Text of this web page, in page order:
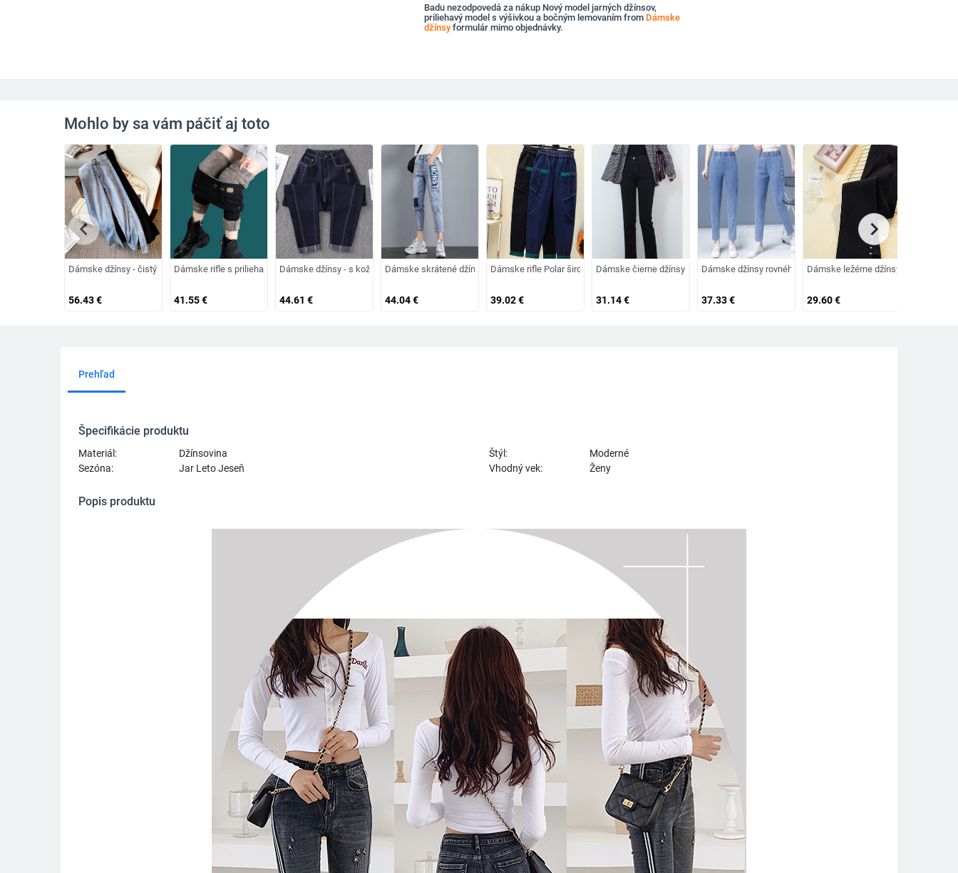
Badu nezodpovedá za nákup Nový model jarných džínsov,
priliehavý model s výšivkou a bočným lemovaním from Dámske
džínsyformulár mimo objednávky.
Mohlo by sa vám páčiť aj toto
Dámske džínsy - čistý voľný strih
56.43€
Dámske rifle s priliehavým vzorom a teplou podšívkou
41.55€
Dámske džínsy - s koženými prvkami
44.61 €
Dámske skrátené džínsy - dve farby
44.04€
Dámske rifle Polar širokého modelu s elastickým pásom
39.02€
Dámske čierne džínsy na gombíky
31.14€
Dámske džínsy rovného strihu s elastickým pásom
37.33€
Dámske ležérne džínsy s
29.60€
chevron_left chevron_right
Prehľad
Špecifikácie produktu
Materiál: Džínsovina Štýl:
Moderné
Sezóna:
Jar Leto Jeseň Vhodný vek: Ženy
Popis produktu